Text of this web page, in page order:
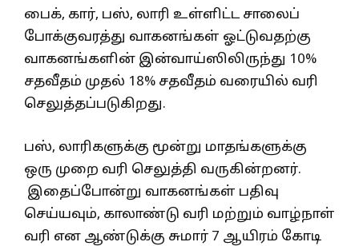
பைக், கார், பஸ், லாரி உள்ளிட்ட சாலைப்
போக்குவரத்து வாகனங்கள் ஓட்டுவதற்கு
வாகனங்களின் இன்வாய்ஸிலிருந்து 10%
சதவீதம் முதல் 18% சதவீதம் வரையில் வரி
செலுத்தப்படுகிறது.
பஸ், லாரிகளுக்கு மூன்று மாதங்களுக்கு
ஒரு முறை வரி செலுத்தி வருகின்றனர்.
இதைப்போன்று வாகனங்கள் பதிவு
செய்யவும், காலாண்டு வரி மற்றும் வாழ்நாள்
வரி என ஆண்டுக்கு சுமார் 7 ஆயிரம் கோடி